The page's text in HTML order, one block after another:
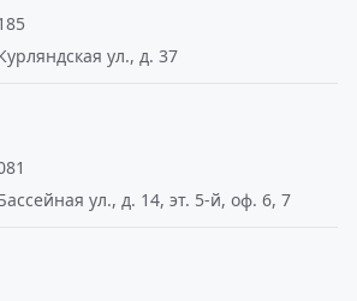
ул., д. 37
ул., д. 14, эт. 5-й, оф. 6, 7